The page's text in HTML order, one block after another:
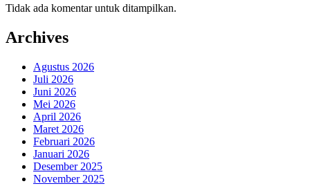
Tidak ada komentar untuk ditampilkan.
Archives
Agustus 2026
Juli 2026
Juni 2026
Mei 2026
April 2026
Maret 2026
Februari 2026
Januari 2026
Desember 2025
November 2025